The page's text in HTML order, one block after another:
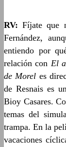
RV: Fíjate que
Fernández,
entiendo por
relación con El
de Morel es
de Resnais es
Bioy Casares.
temas del
trampa. En la
vacaciones